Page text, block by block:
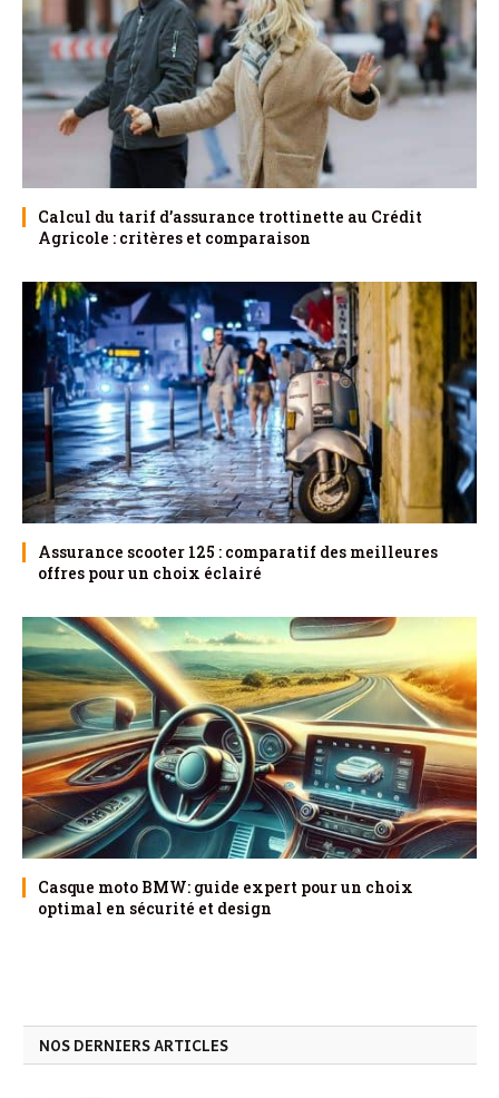
Calcul du tarif d’assurance trottinette au Crédit
Agricole : critères et comparaison
Assurance scooter 125 : comparatif des meilleures
offres pour un choix éclairé
Casque moto BMW: guide expert pour un choix
optimal en sécurité et design
NOS DERNIERS ARTICLES